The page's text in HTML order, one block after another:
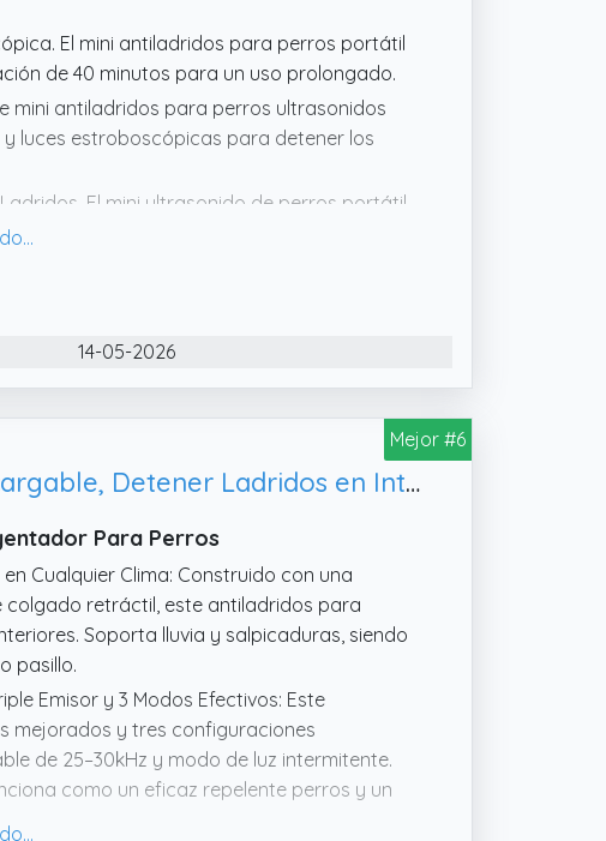
El mini antiladridos para perros portátil
de 40 minutos para un uso prolongado.
mini antiladridos para perros ultrasonidos
luces estroboscópicas para detener los
El mini ultrasonido de perros portátil
cuando este ladre, y el dispositivo se
14-05-2026
Mejor #6
Antiladridos para Perros - Ahuyentador de Perros Ultrasonidos Recargable, Detener Ladridos en Interiores y Exteriores
Para Perros
Cualquier Clima: Construido con una
retráctil, este antiladridos para
Soporta lluvia y salpicaduras, siendo
pasillo.
Emisor y 3 Modos Efectivos: Este
mejorados y tres configuraciones
de 25–30kHz y modo de luz intermitente.
como un eficaz repelente perros y un
ruidos molestos ni contacto físico.